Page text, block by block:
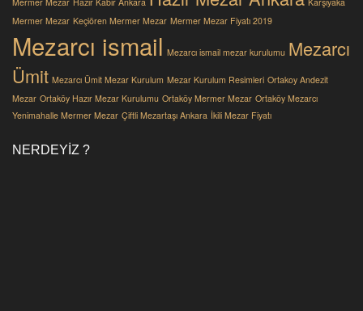
Mermer Mezar Keçiören Mermer Mezar Mermer Mezar Fiyatı 2019
Mezarcı ismail Mezarcı ismail mezar kurulumu Mezarcı
Ümit Mezarcı Ümit Mezar Kurulum Mezar Kurulum Resimleri Ortakoy Andezit
Mezar Ortaköy Hazır Mezar Kurulumu Ortaköy Mermer Mezar Ortaköy Mezarcı
Yenimahalle Mermer Mezar Çiftli Mezartaşı Ankara İkili Mezar Fiyatı
NERDEYIZ ?